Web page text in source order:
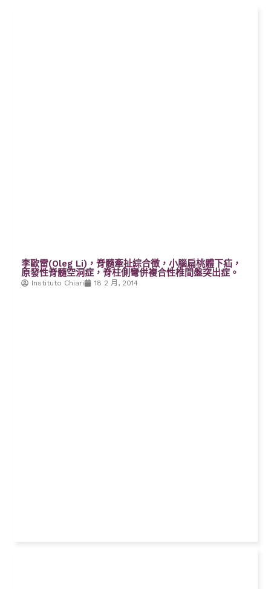
李歐雷(Oleg Li)，脊髓牽扯綜合徵，小腦扁桃體下疝，
原發性脊髓空洞症，脊柱側彎併複合性椎間盤突出症。
Instituto Chiari 18 2 月, 2014